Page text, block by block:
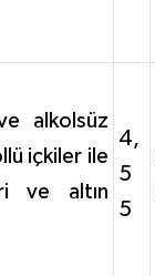
alkolsüz
içkiler ile
ve altın
4,
5
5